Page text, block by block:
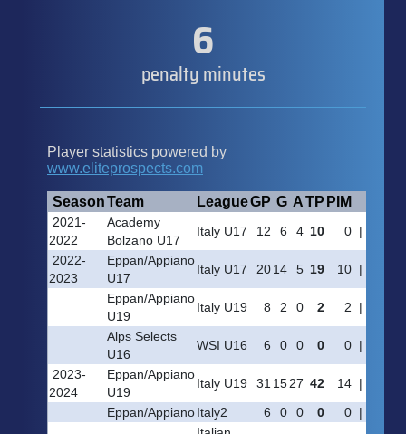
6
penalty minutes